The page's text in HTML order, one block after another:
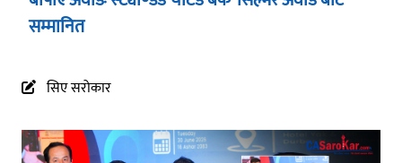
सम्मानित
सिए सरोकार